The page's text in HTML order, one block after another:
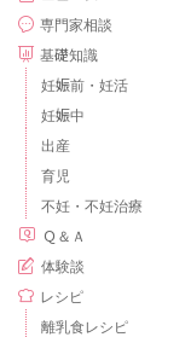
専門家相談
基礎知識
妊娠前・妊活
妊娠中
出産
育児
不妊・不妊治療
Ｑ＆Ａ
体験談
レシピ
離乳食レシピ